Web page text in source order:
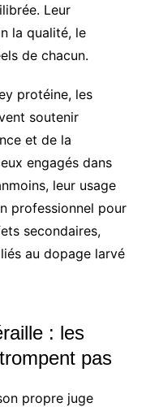
Leur
la qualité, le
de chacun.
protéine, les
soutenir
et de la
engagés dans
leur usage
professionnel pour
secondaires,
au dopage larvé
: les
pas
propre juge